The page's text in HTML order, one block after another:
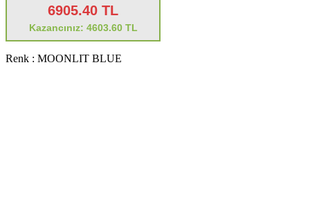
6905.40 TL
Kazancınız: 4603.60 TL
Renk : MOONLIT BLUE